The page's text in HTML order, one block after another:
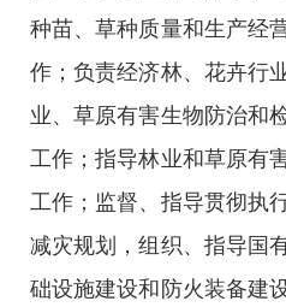
种苗、草种质量和生产经
作；负责经济林、花卉行
业、草原有害生物防治和
工作；指导林业和草原有
工作；监督、指导贯彻执
减灾规划，组织、指导国
础设施建设和防火装备建